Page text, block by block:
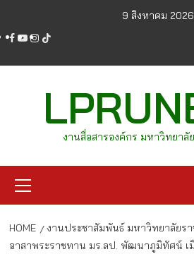
content
9 สิงหาคม 2026
facebook
youtube
instagram
tiktok
งานสื่อสารองค์กร มหาวิทยาลั
Menu
HOME งานประชาสัมพันธ์ มหาวิทยาลัยร
อาสาพระราชทาน มร.ลป. พัฒนาภูมิทัศน์